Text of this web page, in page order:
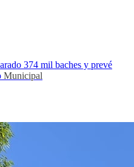
374 mil baches y prevé
Municipal